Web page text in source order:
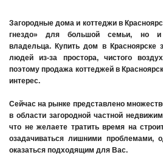
Загородные дома и коттеджи в
гнездо» для большой семьи, но и
владельца.Купить дом в Красноярске
людей из-за простора, чистого
поэтому продажа коттеджей в
интерес.
Сейчас на рынке представлено
в области загородной частной
что не желаете тратить время на
озадачиваться лишними проблемами,
оказаться подходящим для Вас.